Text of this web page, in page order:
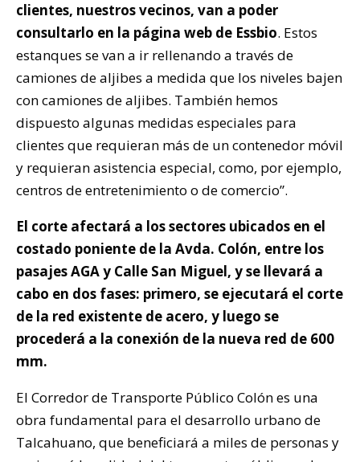
clientes, nuestros vecinos, van a poder
consultarlo en la página web de Essbio. Estos
estanques se van a ir rellenando a través de
camiones de aljibes a medida que los niveles bajen
con camiones de aljibes. También hemos
dispuesto algunas medidas especiales para
clientes que requieran más de un contenedor móvil
y requieran asistencia especial, como, por ejemplo,
centros de entretenimiento o de comercio”.
El corte afectará a los sectores ubicados en el
costado poniente de la Avda. Colón, entre los
pasajes AGA y Calle San Miguel, y se llevará a
cabo en dos fases: primero, se ejecutará el corte
de la red existente de acero, y luego se
procederá a la conexión de la nueva red de 600
mm.
El Corredor de Transporte Público Colón es una
obra fundamental para el desarrollo urbano de
Talcahuano, que beneficiará a miles de personas y